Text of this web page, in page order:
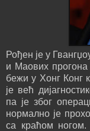
Рођен је у
и Маових прогона
бежи у Хонг Конг
је већ
па је због
нормално је
са краћом